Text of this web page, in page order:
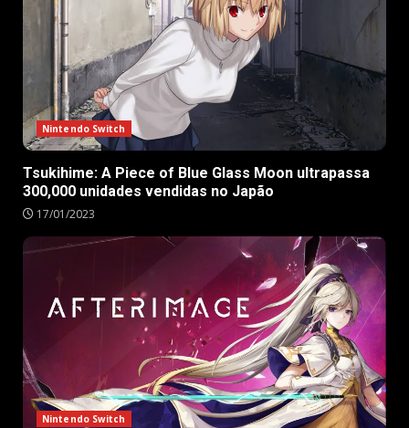
Nintendo Switch
Tsukihime: A Piece of Blue Glass Moon ultrapassa
300,000 unidades vendidas no Japão
17/01/2023
Nintendo Switch